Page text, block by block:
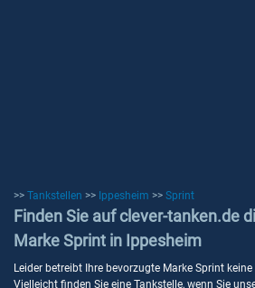
>> Tankstellen >> Ippesheim >> Sprint
Finden Sie auf clever-tanken.de
Marke Sprint in Ippesheim
Leider betreibt Ihre bevorzugte Marke Sprint
Vielleicht finden Sie eine Tankstelle, wenn Sie